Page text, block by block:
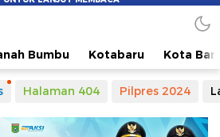
Faktual dan Mendidik
Bumbu Kotabaru Kota
Halaman 404 Pilpres 2024